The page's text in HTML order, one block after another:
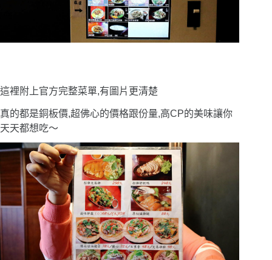
這裡附上官方完整菜單,有圖片更清楚
真的都是銅板價,超佛心的價格跟份量,高CP的美味讓你
天天都想吃〜